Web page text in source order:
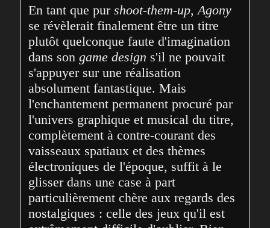
En tant que pur shoot-them-up, Agony
se révèlerait finalement être un titre
plutôt quelconque faute d'imagination
dans son game design s'il ne pouvait
s'appuyer sur une réalisation
absolument fantastique. Mais
l'enchantement permanent procuré par
l'univers graphique et musical du titre,
complètement à contre-courant des
vaisseaux spatiaux et des thèmes
électroniques de l'époque, suffit à le
glisser dans une case à part
particulièrement chère aux regards des
nostalgiques : celle des jeux qu'il est